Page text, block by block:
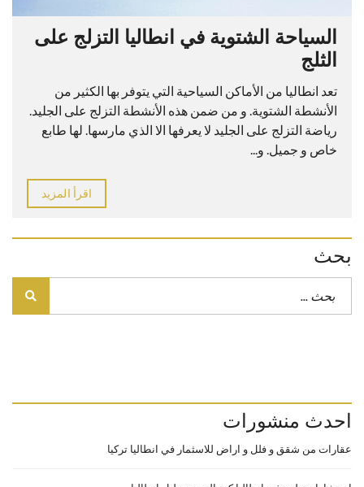
السياحة الشتوية في انطاليا التزلج على
الثلج
تعد انطاليا من الأماكن السياحية التي يتوفر بها الكثير من
الأنشطة الشتوية. و من ضمن هذه الأنشطة التزلج على الجليد.
رياضة التزلج على الجليد لا يعرفها الا الذي مارسها. لها طابع
خاص و جميل. و...
اقرأ المزيد
بحث
احدث منشورات
عقارات من شقق و فلل و اراض للاسثمار في انطاليا تركيا